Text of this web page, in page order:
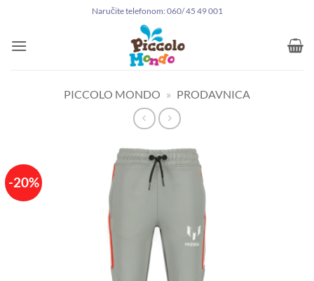
sadržaj
Naručite telefonom: 060/ 45 49 001
PICCOLO MONDO » PRODAVNICA
-20%